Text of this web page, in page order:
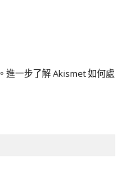
進一步了解 Akismet 如何處